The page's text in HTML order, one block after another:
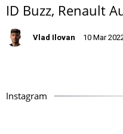
ID Buzz, Renault
Vlad Ilovan 10 Mar
Instagram